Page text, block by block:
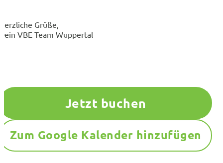
Grüße,
VBE Team Wuppertal
Jetzt buchen
Zum Google Kalender hinzufügen